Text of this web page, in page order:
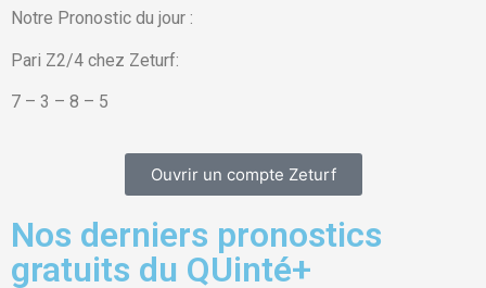
Notre Pronostic du jour :
Pari Z2/4 chez Zeturf:
7 – 3 – 8 – 5
Ouvrir un compte Zeturf
Nos derniers pronostics
gratuits du QUinté+